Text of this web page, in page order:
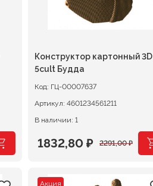
Конструктор картонный 3D
5cult Будда
Код: ГЦ-00007637
Артикул: 4601234561211
В наличии: 1
2291,00₽
Первоначальная
1832,80 ₽
Текущая
Акция